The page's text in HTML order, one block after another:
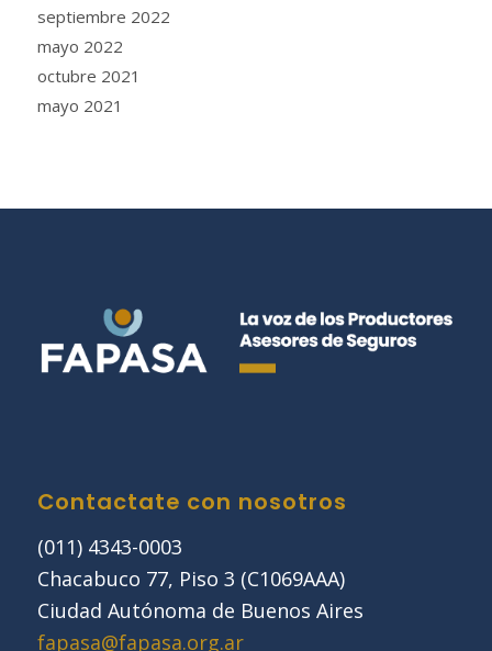
septiembre 2022
mayo 2022
octubre 2021
mayo 2021
Contactate con nosotros
(011) 4343-0003
Chacabuco 77, Piso 3 (C1069AAA)
Ciudad Autónoma de Buenos Aires
fapasa@fapasa.org.ar